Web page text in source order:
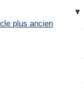
plus ancien
▼